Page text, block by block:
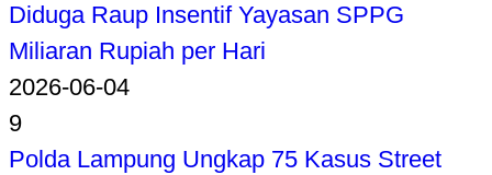
Diduga Raup Insentif Yayasan SPPG
Miliaran Rupiah per Hari
2026-06-04
9
Polda Lampung Ungkap 75 Kasus Street